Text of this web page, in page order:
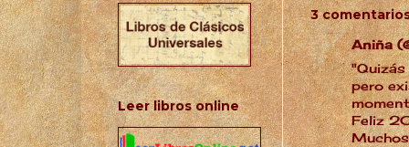
3
Aniña
pero
Feliz
Leer libros online